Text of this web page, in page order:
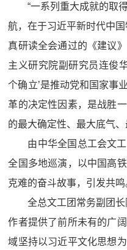
“一系列重大成就的取
航，在于习近平新时代中
真研读全会通过的《建议
主义研究院副研究员连俊
个确立’是推动党和国家事
革的决定性因素，是战胜
的最大确定性、最大底气、
由中华全国总工会文
全国多地巡演，以中国高
克难的奋斗故事，引发共鸣
全总文工团常务副团
作者提供了前所未有的广
域坚持以习近平文化思想